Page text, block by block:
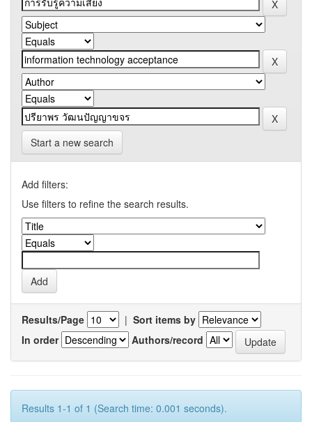
Start a new search
Add filters:
Use filters to refine the search results.
Results/Page | Sort items by
In order
Authors/record
Results 1-1 of 1 (Search time: 0.001 seconds).